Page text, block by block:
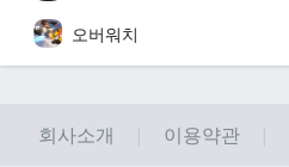
오버워치
회사소개 이용약관